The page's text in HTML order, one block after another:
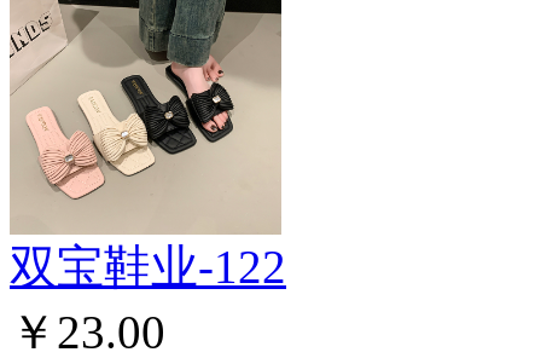
双宝鞋业-122
￥23.00